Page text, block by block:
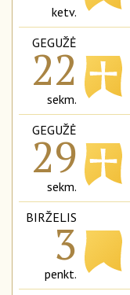
ketv.
GEGUŽĖ
22
sekm.
GEGUŽĖ
29
sekm.
BIRŽELIS
3
penkt.